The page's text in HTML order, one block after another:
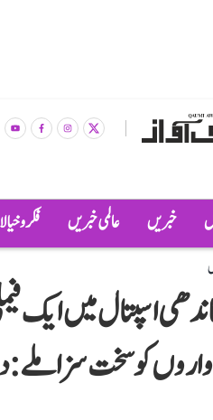
خبریں عالمی خبریں فکر و
اسپتال میں ایک
کو سخت سزا ملے: